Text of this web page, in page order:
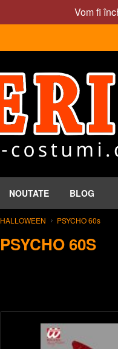
Vom fi
NOUTATE BLOG
HALLOWEEN PSYCHO 60s
PSYCHO 60S